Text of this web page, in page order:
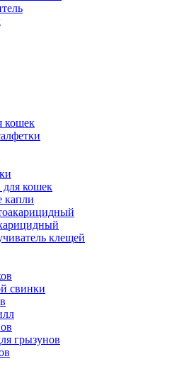
кошек
для кошек
капли
клещей
свинки
грызунов